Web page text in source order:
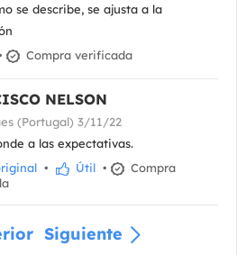
se describe, se ajusta a la
Compra verificada
NELSON
(Portugal) 3/11/22
a las expectativas.
• Útil •
Compra
Siguiente